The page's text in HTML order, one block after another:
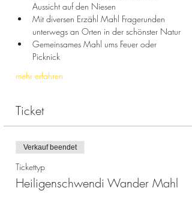
Aussicht auf den Niesen
Mit diversen Erzähl Mahl Fragerunden
unterwegs an Orten in der schönster Natur
Gemeinsames Mahl ums Feuer oder
Picknick
mehr erfahren
Ticket
Verkauf beendet
Tickettyp
Heiligenschwendi Wander Mahl